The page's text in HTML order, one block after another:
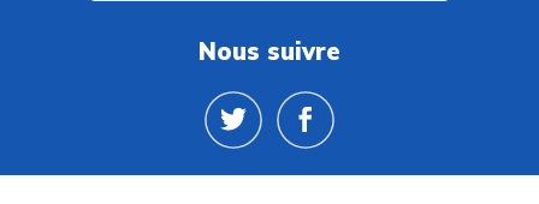
Nous suivre